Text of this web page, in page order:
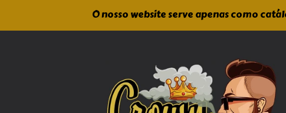
O nosso website serve apenas como